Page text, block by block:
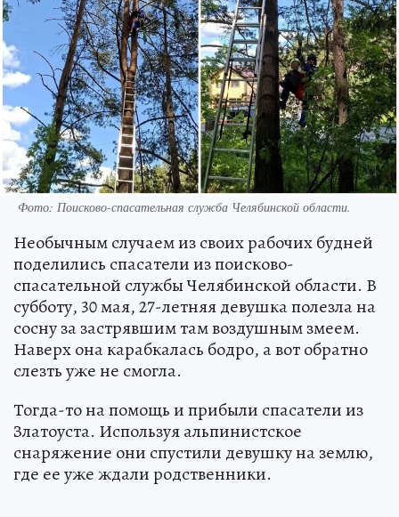
Фото: Поисково-спасательная служба Челябинской области.
Необычным случаем из своих рабочих будней
поделились спасатели из поисково-
спасательной службы Челябинской области. В
субботу, 30 мая, 27-летняя девушка полезла на
сосну за застрявшим там воздушным змеем.
Наверх она карабкалась бодро, а вот обратно
слезть уже не смогла.
Тогда-то на помощь и прибыли спасатели из
Златоуста. Используя альпинистское
снаряжение они спустили девушку на землю,
где ее уже ждали родственники.